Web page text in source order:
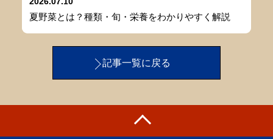
夏野菜とは？種類・旬・栄養をわかりやすく解説
記事一覧に戻る